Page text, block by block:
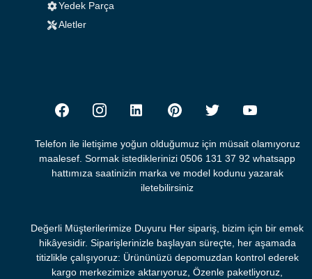
Yedek Parça
Aletler
Telefon ile iletişime yoğun olduğumuz için müsait olamıyoruz
maalesef. Sormak istediklerinizi 0506 131 37 92 whatsapp
hattımıza saatinizin marka ve model kodunu yazarak
iletebilirsiniz
Değerli Müşterilerimize Duyuru Her sipariş, bizim için bir emek
hikâyesidir. Siparişlerinizle başlayan süreçte, her aşamada
titizlikle çalışıyoruz: Ürününüzü depomuzdan kontrol ederek
kargo merkezimize aktarıyoruz, Özenle paketliyoruz,